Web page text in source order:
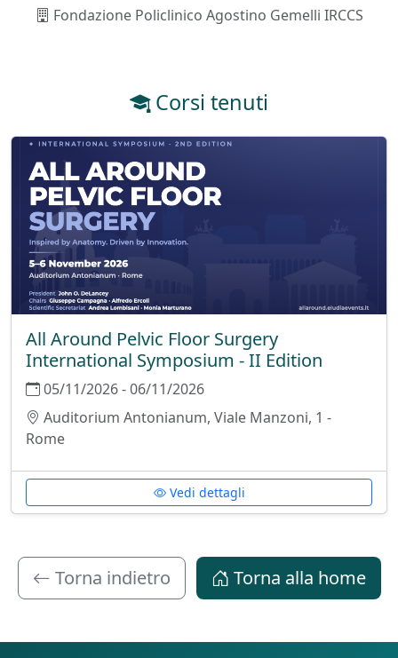
Fondazione Policlinico Agostino Gemelli IRCCS
Corsi tenuti
All Around Pelvic Floor Surgery
International Symposium - II Edition
05/11/2026 - 06/11/2026
Auditorium Antonianum, Viale Manzoni, 1 -
Rome
Vedi dettagli
Torna indietro Torna alla home